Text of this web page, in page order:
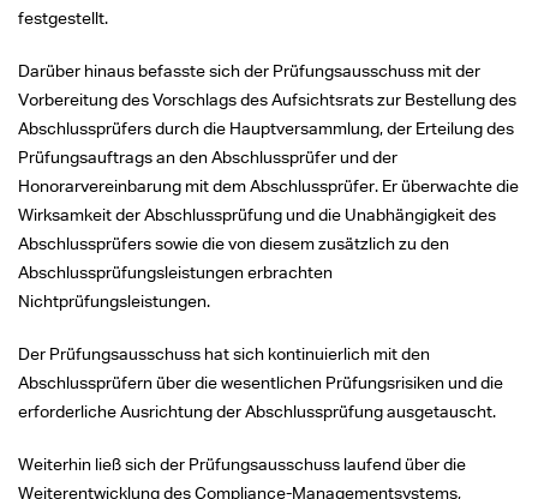
festgestellt.
Darüber hinaus befasste sich der Prüfungsausschuss mit der
Vorbereitung des Vorschlags des Aufsichtsrats zur Bestellung des
Abschlussprüfers durch die Hauptversammlung, der Erteilung des
Prüfungsauftrags an den Abschlussprüfer und der
Honorarvereinbarung mit dem Abschlussprüfer. Er überwachte die
Wirksamkeit der Abschlussprüfung und die Unabhängigkeit des
Abschlussprüfers sowie die von diesem zusätzlich zu den
Abschlussprüfungsleistungen erbrachten
Nichtprüfungsleistungen.
Der Prüfungsausschuss hat sich kontinuierlich mit den
Abschlussprüfern über die wesentlichen Prüfungsrisiken und die
erforderliche Ausrichtung der Abschlussprüfung ausgetauscht.
Weiterhin ließ sich der Prüfungsausschuss laufend über die
Weiterentwicklung des Compliance-Managementsystems,